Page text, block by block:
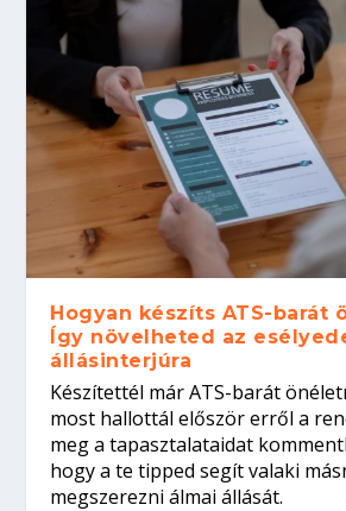
Hogyan készíts ATS-barát
Így növelheted az
állásinterjúra
Készítettél már ATS-barát
most hallottál először erről a
meg a tapasztalataidat
hogy a te tipped segít valaki
megszerezni álmai állását.